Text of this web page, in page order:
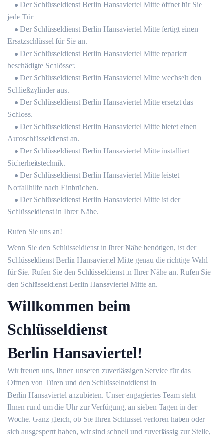
Der Schlüsseldienst Berlin Hansaviertel Mitte öffnet für Sie
jede Tür.
Der Schlüsseldienst Berlin Hansaviertel Mitte fertigt einen
Ersatzschlüssel für Sie an.
Der Schlüsseldienst Berlin Hansaviertel Mitte repariert
beschädigte Schlösser.
Der Schlüsseldienst Berlin Hansaviertel Mitte wechselt den
Schließzylinder aus.
Der Schlüsseldienst Berlin Hansaviertel Mitte ersetzt das
Schloss.
Der Schlüsseldienst Berlin Hansaviertel Mitte bietet einen
Autoschlüsseldienst an.
Der Schlüsseldienst Berlin Hansaviertel Mitte installiert
Sicherheitstechnik.
Der Schlüsseldienst Berlin Hansaviertel Mitte leistet
Notfallhilfe nach Einbrüchen.
Der Schlüsseldienst Berlin Hansaviertel Mitte ist der
Schlüsseldienst in Ihrer Nähe.
Rufen Sie uns an!
Wenn Sie den Schlüsseldienst in Ihrer Nähe benötigen, ist der
Schlüsseldienst Berlin Hansaviertel Mitte genau die richtige Wahl
für Sie. Rufen Sie den Schlüsseldienst in Ihrer Nähe an. Rufen Sie
den Schlüsseldienst Berlin Hansaviertel Mitte an.
Willkommen beim
Schlüsseldienst
Berlin Hansaviertel!
Wir freuen uns, Ihnen unseren zuverlässigen Service für das
Öffnen von Türen und den Schlüsselnotdienst in
Berlin Hansaviertel anzubieten. Unser engagiertes Team steht
Ihnen rund um die Uhr zur Verfügung, an sieben Tagen in der
Woche. Ganz gleich, ob Sie Ihren Schlüssel verloren haben oder
sich ausgesperrt haben, wir sind schnell und zuverlässig zur Stelle,